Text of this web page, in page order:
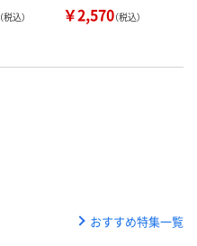
（税込） ￥2,570（税込）
おすすめ特集一覧